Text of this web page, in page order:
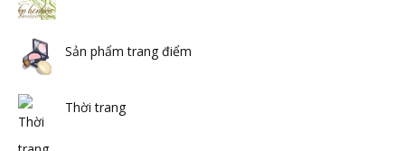
Sản phẩm trang điểm
Thời trang